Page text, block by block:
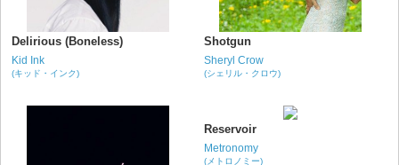
Delirious (Boneless)
Kid Ink
(キッド・インク)
Shotgun
Sheryl Crow
(シェリル・クロウ)
Reservoir
Metronomy
(メトロノミー)